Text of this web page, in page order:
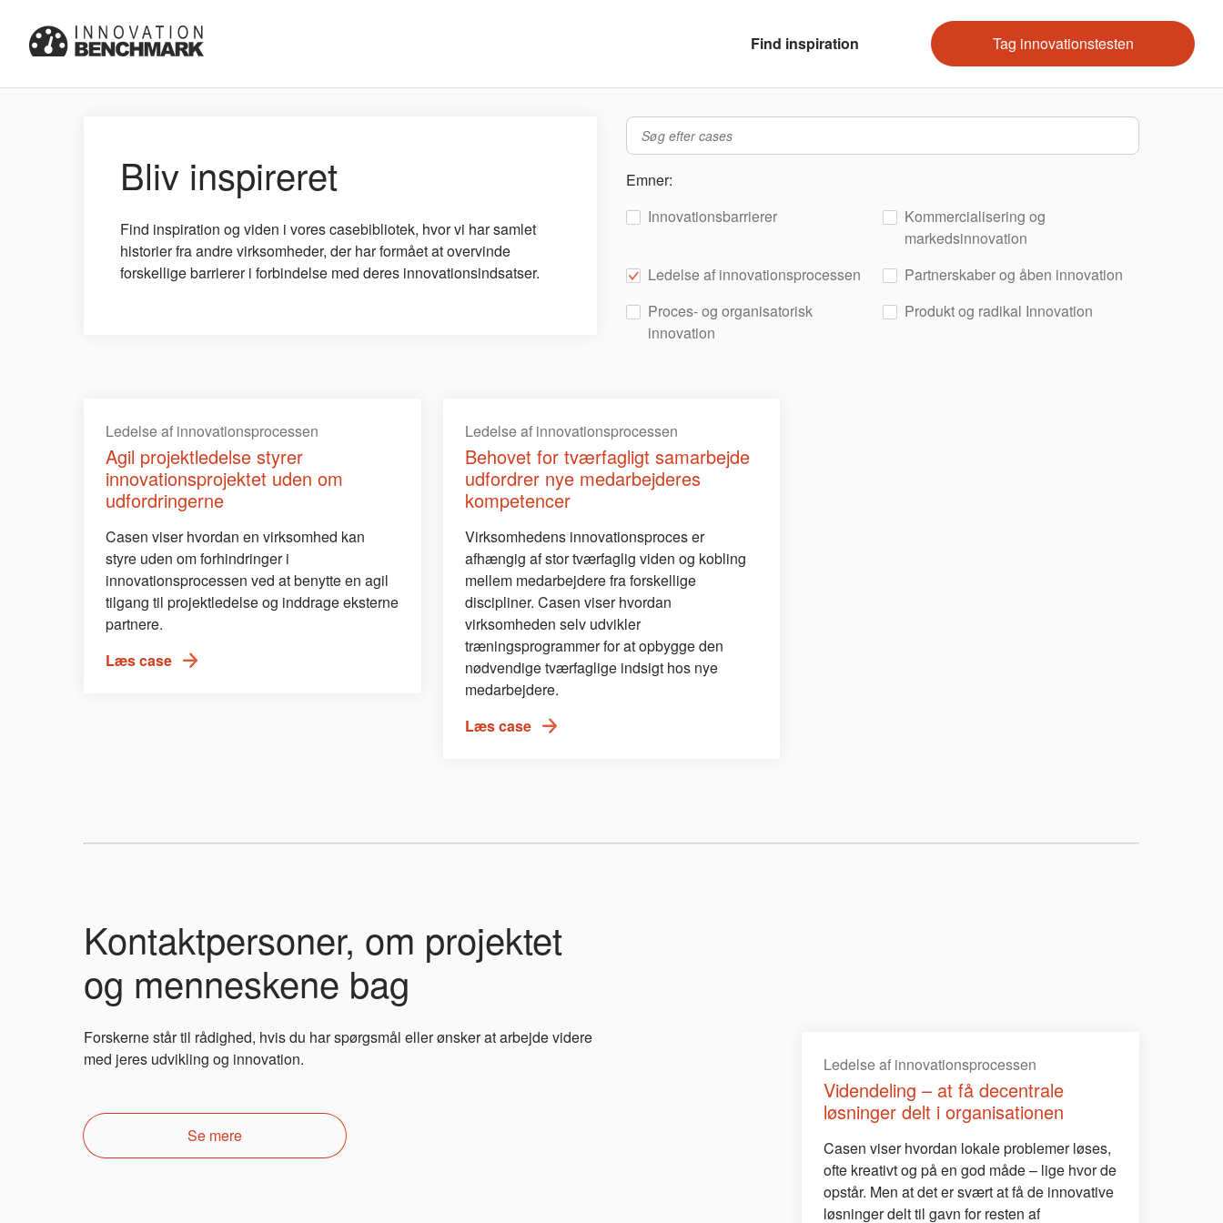
Find inspiration Tag innovationstesten
Bliv inspireret
Find inspiration og viden i vores casebibliotek, hvor vi har samlet
historier fra andre virksomheder, der har formået at overvinde
forskellige barrierer i forbindelse med deres innovationsindsatser.
Emner:
Innovationsbarrierer
Kommercialisering og
markedsinnovation
Ledelse af innovationsprocessen
Partnerskaber og åben innovation
Proces- og organisatorisk
innovation
Produkt og radikal Innovation
Ledelse af innovationsprocessen
Agil projektledelse styrer
innovationsprojektet uden om
udfordringerne
Casen viser hvordan en virksomhed kan
styre uden om forhindringer i
innovationsprocessen ved at benytte en agil
tilgang til projektledelse og inddrage eksterne
partnere.
Læs case
Ledelse af innovationsprocessen
Behovet for tværfagligt samarbejde
udfordrer nye medarbejderes
kompetencer
Virksomhedens innovationsproces er
afhængig af stor tværfaglig viden og kobling
mellem medarbejdere fra forskellige
discipliner. Casen viser hvordan
virksomheden selv udvikler
træningsprogrammer for at opbygge den
nødvendige tværfaglige indsigt hos nye
medarbejdere.
Læs case
Ledelse af innovationsprocessen
Videndeling – at få decentrale
løsninger delt i organisationen
Casen viser hvordan lokale problemer løses,
ofte kreativt og på en god måde – lige hvor de
opstår. Men at det er svært at få de innovative
løsninger delt til gavn for resten af
Kontaktpersoner, om projektet
og menneskene bag
Forskerne står til rådighed, hvis du har spørgsmål eller ønsker at arbejde videre
med jeres udvikling og innovation.
Se mere